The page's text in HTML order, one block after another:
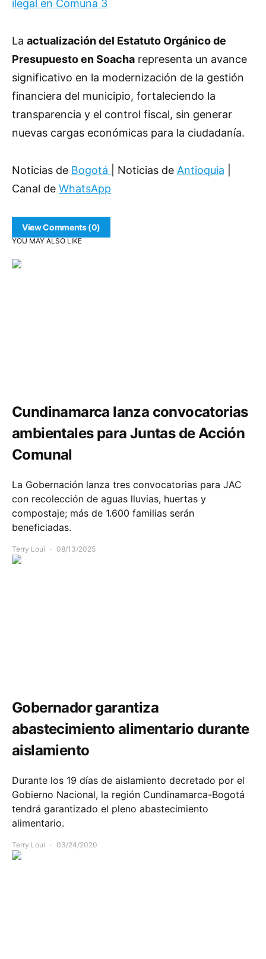
ilegal en Comuna 3
La actualización del Estatuto Orgánico de
Presupuesto en Soacha representa un avance
significativo en la modernización de la gestión
financiera del municipio, fortaleciendo la
transparencia y el control fiscal, sin generar
nuevas cargas económicas para la ciudadanía.
Noticias de Bogotá | Noticias de Antioquia
Canal de WhatsApp
View Comments (0)
YOU MAY ALSO LIKE
Cundinamarca lanza convocatorias
ambientales para Juntas de Acción
Comunal
La Gobernación lanza tres convocatorias para JAC
con recolección de aguas lluvias, huertas y
compostaje; más de 1.600 familias serán
beneficiadas.
Terry Loui 08/13/2025
Gobernador garantiza
abastecimiento alimentario durante
aislamiento
Durante los 19 días de aislamiento decretado por el
Gobierno Nacional, la región Cundinamarca-Bogotá
tendrá garantizado el pleno abastecimiento
alimentario.
Terry Loui 03/24/2020